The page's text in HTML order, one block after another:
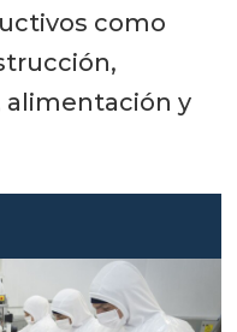
como
y